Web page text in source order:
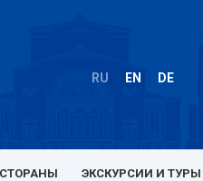
RU EN DE
ЭКСКУРСИИ И ТУРЫ